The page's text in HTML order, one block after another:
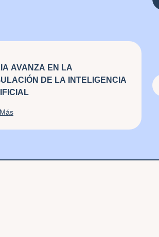
AVANZA EN LA
DE LA INTELIGENCIA